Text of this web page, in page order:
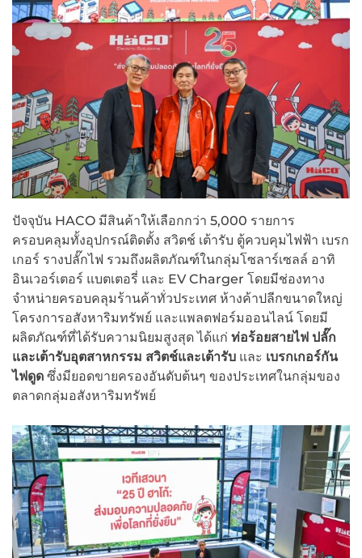
ปัจจุบัน HACO มีสินค้าให้เลือกกว่า 5,000 รายการ
ครอบคลุมทั้งอุปกรณ์ติดตั้ง สวิตช์ เต้ารับ ตู้ควบคุมไฟฟ้า เบรก
เกอร์ รางปลั๊กไฟ รวมถึงผลิตภัณฑ์ในกลุ่มโซลาร์เซลล์ อาทิ
อินเวอร์เตอร์ แบตเตอรี่ และ EV Charger โดยมีช่องทาง
จำหน่ายครอบคลุมร้านค้าทั่วประเทศ ห้างค้าปลีกขนาดใหญ่
โครงการอสังหาริมทรัพย์ และแพลตฟอร์มออนไลน์ โดยมี
ผลิตภัณฑ์ที่ได้รับความนิยมสูงสุด ได้แก่ ท่อร้อยสายไฟ ปลั๊ก
และเต้ารับอุตสาหกรรม สวิตช์และเต้ารับ และ เบรกเกอร์กัน
ไฟดูด ซึ่งมียอดขายครองอันดับต้นๆ ของประเทศในกลุ่มของ
ตลาดกลุ่มอสังหาริมทรัพย์